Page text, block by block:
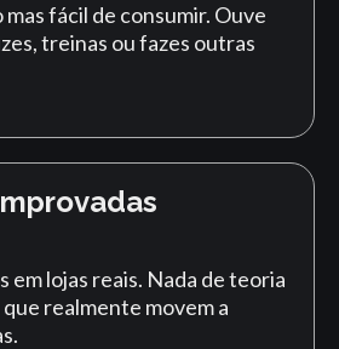
fácil de consumir. Ouve
treinas ou fazes outras
em lojas reais. Nada de teoria
realmente movem a